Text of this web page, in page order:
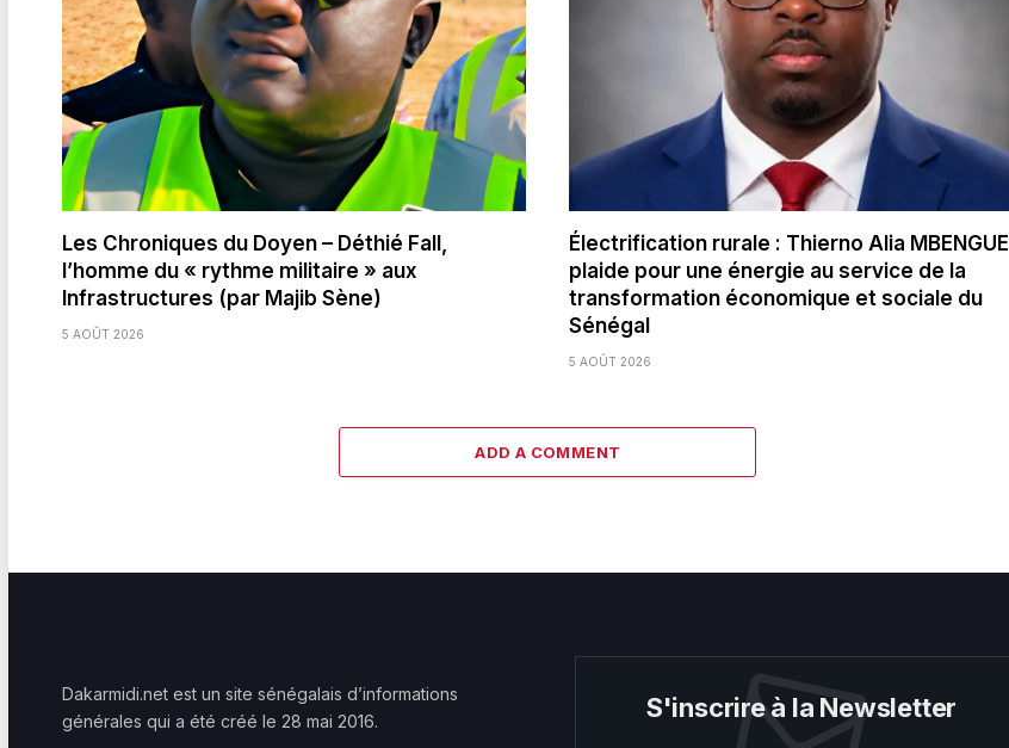
Les Chroniques du Doyen – Déthié Fall,
l’homme du « rythme militaire » aux
Infrastructures (par Majib Sène)
5 AOÛT 2026
Électrification rurale : Thierno Alia MBENGUE
plaide pour une énergie au service de la
transformation économique et sociale du
Sénégal
5 AOÛT 2026
ADD A COMMENT
Dakarmidi.net est un site sénégalais d’informations
générales qui a été créé le 28 mai 2016.
S'inscrire à la Newsletter